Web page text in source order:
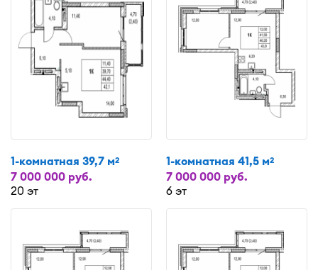
1-комнатная 39,7 м2
7 000 000 руб.
20 эт
1-комнатная 41,5 м2
7 000 000 руб.
6 эт